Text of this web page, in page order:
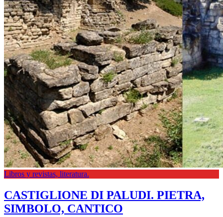
Libros y revistas, literatura.
CASTIGLIONE DI PALUDI. PIETRA,
SIMBOLO, CANTICO